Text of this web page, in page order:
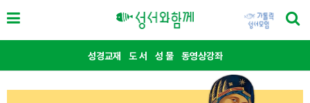
성경교재 도 서 성 물 동영상강좌